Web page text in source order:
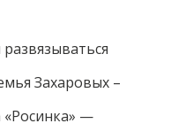
Захаровых –
«Росинка» —